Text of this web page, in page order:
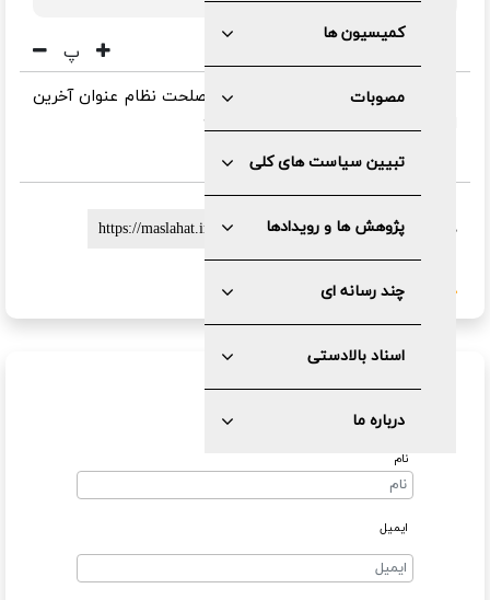
کمیسیون ها
مصوبات
تبیین سیاست های کلی
پژوهش ها و رویدادها
چند رسانه ای
اسناد بالادستی
درباره ما
پ
عنوان آخرین اخبار سایت تشخیص مصلحت نظام عنوان آخرین
لینک کوتاه :
گزارش خطا
ارسال نظر
نام
ایمیل